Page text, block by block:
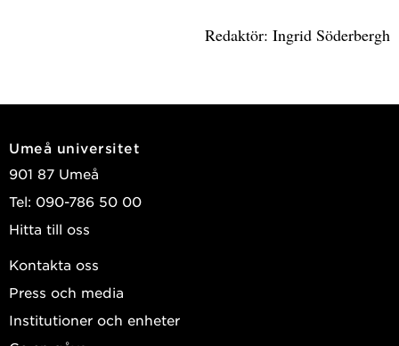
Redaktör: Ingrid Söderbergh
Umeå universitet
901 87 Umeå
Tel: 090-786 50 00
Hitta till oss
Kontakta oss
Press och media
Institutioner och enheter